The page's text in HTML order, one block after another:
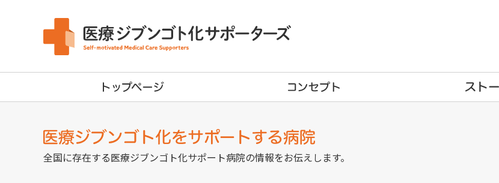
全国に存在する医療ジブンゴト化サポート病院の情報をお伝えします。